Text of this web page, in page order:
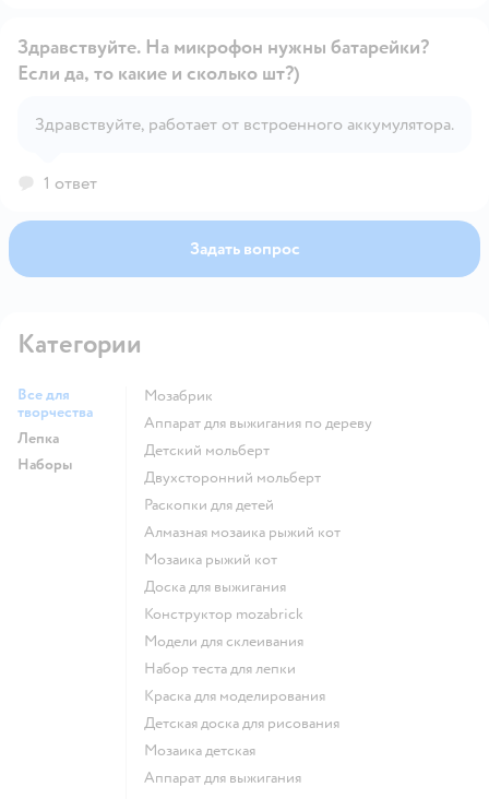
Открыть вопрос
Здравствуйте. На микрофон нужны батарейки?
Если да, то какие и сколько шт?)
Здравствуйте, работает от встроенного аккумулятора.
1 ответ
Задать вопрос
Категории
Все для
творчества
Лепка
Наборы
Мозабрик
Аппарат для выжигания по дереву
Детский мольберт
Двухсторонний мольберт
Раскопки для детей
Алмазная мозаика рыжий кот
Мозаика рыжий кот
Доска для выжигания
Конструктор mozabrick
Модели для склеивания
Набор теста для лепки
Краска для моделирования
Детская доска для рисования
Мозаика детская
Аппарат для выжигания